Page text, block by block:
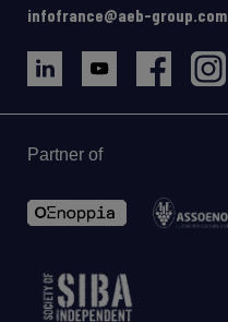
infofrance@aeb-group.com
Partner of